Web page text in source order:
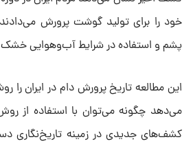
خود را برای تولید گوشت پرورش می‌دادند،
پشم و استفاده در شرایط آب‌وهوایی خشک
این مطالعه تاریخ پرورش دام در ایران را
می‌دهد چگونه می‌توان با استفاده از
کشف‌های جدیدی در زمینه تاریخ‌نگاری